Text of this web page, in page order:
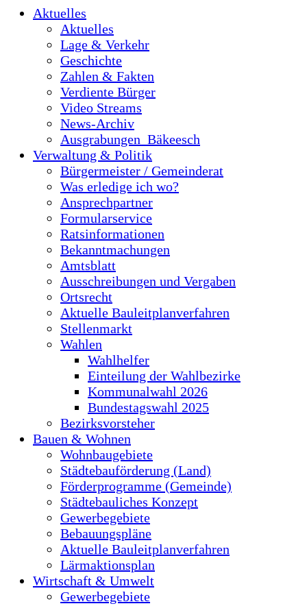
Aktuelles
Aktuelles
Lage & Verkehr
Geschichte
Zahlen & Fakten
Verdiente Bürger
Video Streams
News-Archiv
Ausgrabungen_Bäkeesch
Verwaltung & Politik
Bürgermeister / Gemeinderat
Was erledige ich wo?
Ansprechpartner
Formularservice
Ratsinformationen
Bekanntmachungen
Amtsblatt
Ausschreibungen und Vergaben
Ortsrecht
Aktuelle Bauleitplanverfahren
Stellenmarkt
Wahlen
Wahlhelfer
Einteilung der Wahlbezirke
Kommunalwahl 2026
Bundestagswahl 2025
Bezirksvorsteher
Bauen & Wohnen
Wohnbaugebiete
Städtebauförderung (Land)
Förderprogramme (Gemeinde)
Städtebauliches Konzept
Gewerbegebiete
Bebauungspläne
Aktuelle Bauleitplanverfahren
Lärmaktionsplan
Wirtschaft & Umwelt
Gewerbegebiete